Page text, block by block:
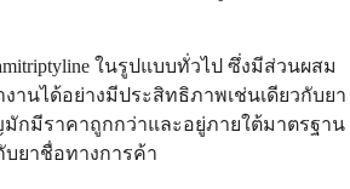
ในรูปแบบทั่วไป ซึ่งมีส่วนผสม
านได้อย่างมีประสิทธิภาพเช่นเดียวกับยา
กมีราคาถูกกว่าและอยู่ภายใต้มาตรฐาน
ยาชื่อทางการค้า